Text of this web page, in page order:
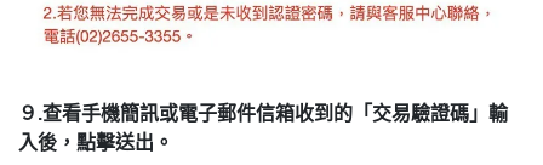
９.查看手機簡訊或電子郵件信箱收到的「交易驗證碼」輸
入後，點擊送出。